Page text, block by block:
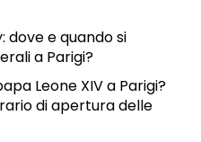
dove e quando si
a Parigi?
Leone XIV a Parigi?
di apertura delle